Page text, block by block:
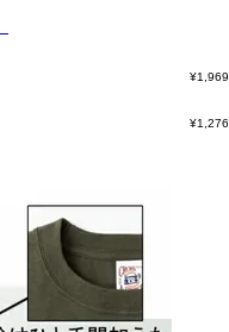
¥1,969
¥1,276